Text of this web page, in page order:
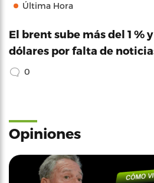
Última Hora
El brent sube más del 1 %
dólares por falta de
0
Opiniones